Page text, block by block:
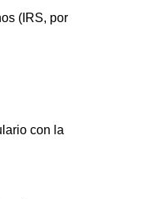
(IRS, por
con la